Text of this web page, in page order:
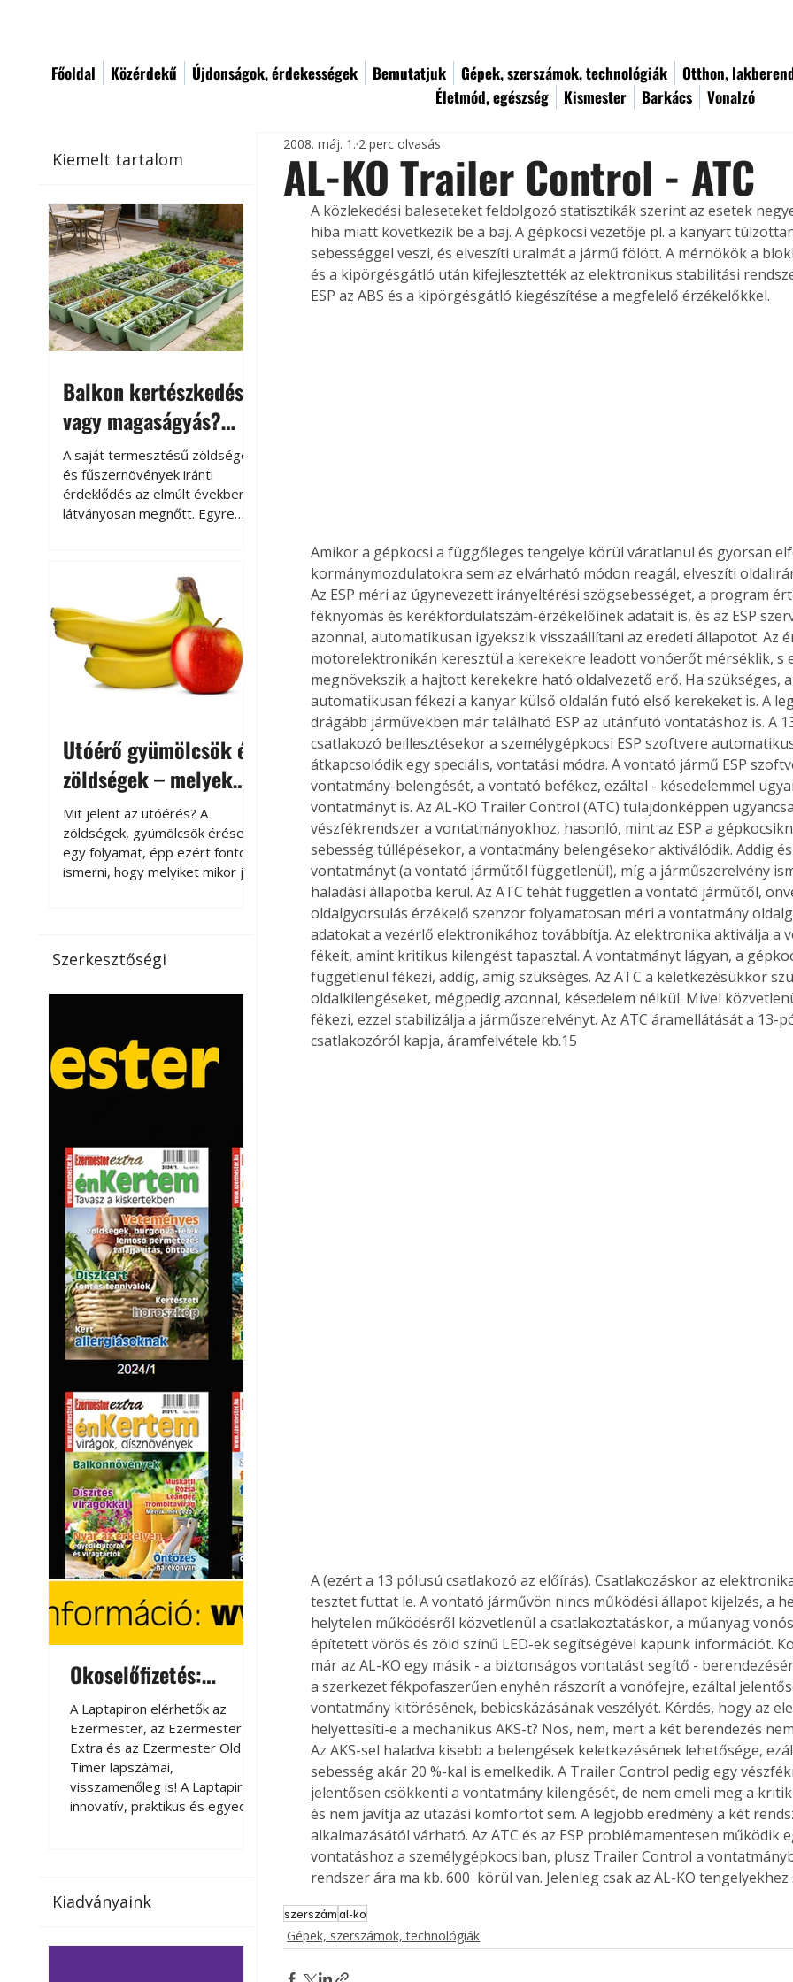
Főoldal Közérdekű Újdonságok, érdekességek Bemutatjuk Gépek, szerszámok, technológiák Otthon,
Életmód, egészség
Kismester Barkács Vonalzó
Kiemelt tartalom
Balkon kertészkedés
vagy magaságyás?
Helytakarékos
kertészkedés
A saját termesztésű zöldségek
és fűszernövények iránti
érdeklődés az elmúlt években
látványosan megnőtt. Egyre
kertészkedés sokak számára
kikapcsolódást és feltöltődést
is jelent.
Utóérő gyümölcsök és
zöldségek – melyek
érnek tovább leszedés
után?
Mit jelent az utóérés? A
zöldségek, gyümölcsök érése
egy folyamat, épp ezért fontos
ismerni, hogy melyiket mikor jó
paradicsomot sokszor
gazdasági érettségben, azaz
Utóérik eközben, de nem lesz
olyan ízű, mint amit a saját
kertünkben, biológiai
tárolható h
Szerkesztőségi
Okoselőfizetés:
Ezermester Extra
A Laptapiron elérhetők az
Ezermester, az Ezermester
Extra és az Ezermester Old
Timer lapszámai,
visszamenőleg is! A Laptapir új,
innovatív, praktikus és egyedi
az otthonában, útközben vagy
elérhetők lapszámaink. Bárhol,
Okoselőfizetés
A Laptapiron elérhetők az
Ezermester, az Ezermester
Extra és az Ezermester Old
Timer lapszámai,
visszamenőleg is! A Laptapir új,
innovatív, praktikus és egyedi
megoldás a nyomtatott
magazinok digitális olvasására
számítógépen, okostelefonon
vagy táblagépen. Kényelmesen
az otthonában, útközben vagy
nyaralás, pihenés alatt is
elérhetők lapszámaink. Bárhol,
Együtt jobban megéri!
Bővebb információ itt!
Együtt jobban megéri! A
könyvek tetszőleges
párosítással kedvezményes
áron, 0 Ft postaköltséggel
megrendelhetők!
Kiadványaink
AL-KO Trailer Control - ATC
2008. máj. 1. 2 perc olvasás
A közlekedési baleseteket feldolgozó statisztikák szerint az esetek
hiba miatt következik be a baj. A gépkocsi vezetője pl. a kanyart
sebességgel veszi, és elveszíti uralmát a jármű fölött. A mérnökök a
és a kipörgésgátló után kifejlesztették az elektronikus stabilitási
ESP az ABS és a kipörgésgátló kiegészítése a megfelelő érzékelőkkel.
Amikor a gépkocsi a függőleges tengelye körül váratlanul és gyorsan
kormánymozdulatokra sem az elvárható módon reagál, elveszíti
Az ESP méri az úgynevezett irányeltérési szögsebességet, a program
féknyomás és kerékfordulatszám-érzékelőinek adatait is, és az ESP
azonnal, automatikusan igyekszik visszaállítani az eredeti állapotot. Az
motorelektronikán keresztül a kerekekre leadott vonóerőt mérséklik, s
megnövekszik a hajtott kerekekre ható oldalvezető erő. Ha szükséges,
automatikusan fékezi a kanyar külső oldalán futó első kerekeket is. A
drágább járművekben már található ESP az utánfutó vontatáshoz is. A
csatlakozó beillesztésekor a személygépkocsi ESP szoftvere
átkapcsolódik egy speciális, vontatási módra. A vontató jármű ESP
vontatmány-belengését, a vontató befékez, ezáltal - késedelemmel
vontatmányt is. Az AL-KO Trailer Control (ATC) tulajdonképpen
vészfékrendszer a vontatmányokhoz, hasonló, mint az ESP a
sebesség túllépésekor, a vontatmány belengésekor aktiválódik. Addig
vontatmányt (a vontató járműtől függetlenül), míg a járműszerelvény
haladási állapotba kerül. Az ATC tehát független a vontató járműtől,
oldalgyorsulás érzékelő szenzor folyamatosan méri a vontatmány
adatokat a vezérlő elektronikához továbbítja. Az elektronika aktiválja a
fékeit, amint kritikus kilengést tapasztal. A vontatmányt lágyan, a
függetlenül fékezi, addig, amíg szükséges. Az ATC a keletkezésükkor
oldalkilengéseket, mégpedig azonnal, késedelem nélkül. Mivel
fékezi, ezzel stabilizálja a járműszerelvényt. Az ATC áramellátását a 13-
csatlakozóról kapja, áramfelvétele kb.15
A (ezért a 13 pólusú csatlakozó az előírás). Csatlakozáskor az
tesztet futtat le. A vontató járművön nincs működési állapot kijelzés, a
helytelen működésről közvetlenül a csatlakoztatáskor, a műanyag
építetett vörös és zöld színű LED-ek segítségével kapunk információt.
már az AL-KO egy másik - a biztonságos vontatást segítő -
a szerkezet fékpofaszerűen enyhén rászorít a vonófejre, ezáltal
vontatmány kitörésének, bebicskázásának veszélyét. Kérdés, hogy az
helyettesíti-e a mechanikus AKS-t? Nos, nem, mert a két berendezés
Az AKS-sel haladva kisebb a belengések keletkezésének lehetősége,
sebesség akár 20 %-kal is emelkedik. A Trailer Control pedig egy
jelentősen csökkenti a vontatmány kilengését, de nem emeli meg a
és nem javítja az utazási komfortot sem. A legjobb eredmény a két
alkalmazásától várható. Az ATC és az ESP problémamentesen működik
vontatáshoz a személygépkocsiban, plusz Trailer Control a
rendszer ára ma kb. 600  körül van. Jelenleg csak az AL-KO
szerszámal-ko
Gépek, szerszámok, technológiák